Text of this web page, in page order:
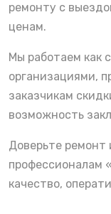
ремонту с
ценам.
Мы работаем как
организациями,
заказчикам
возможность
Доверьте
профессионалам
качество,